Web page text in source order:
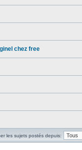
chez free
les sujets postés depuis: